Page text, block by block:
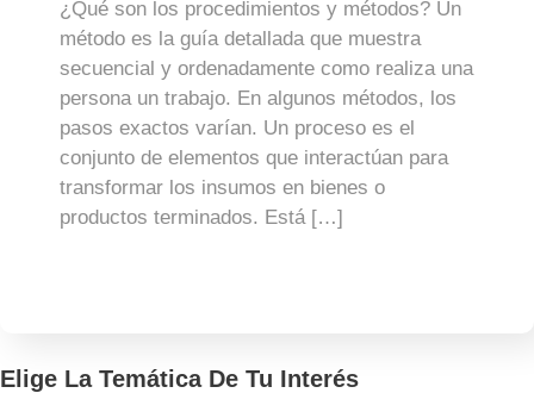
¿Qué son los procedimientos y métodos? Un
método es la guía detallada que muestra
secuencial y ordenadamente como realiza una
persona un trabajo. En algunos métodos, los
pasos exactos varían. Un proceso es el
conjunto de elementos que interactúan para
transformar los insumos en bienes o
productos terminados. Está […]
Elige La Temática De Tu Interés